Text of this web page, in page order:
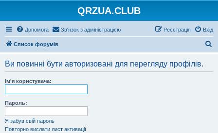
QRZUA.CLUB
Допомога Зв'язок з адміністрацією Вхід
Реєстрація
Список форумів
Ви повинні бути авторизовані для перегляду профілів.
Ім'я користувача:
Пароль:
Я забув свій пароль
Повторно вислати лист активації